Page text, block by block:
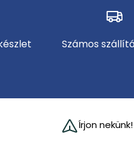
Számos
Írjon nekünk!